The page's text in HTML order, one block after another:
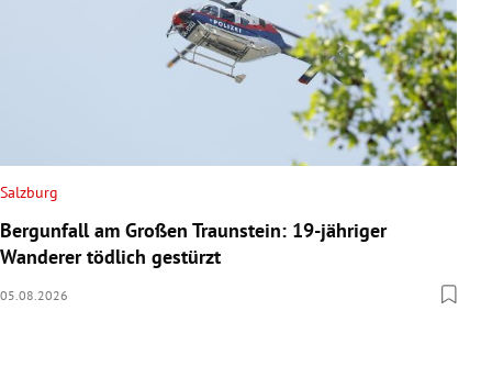
Salzburg
Bergunfall am Großen Traunstein: 19-jähriger
Wanderer tödlich gestürzt
05.08.2026